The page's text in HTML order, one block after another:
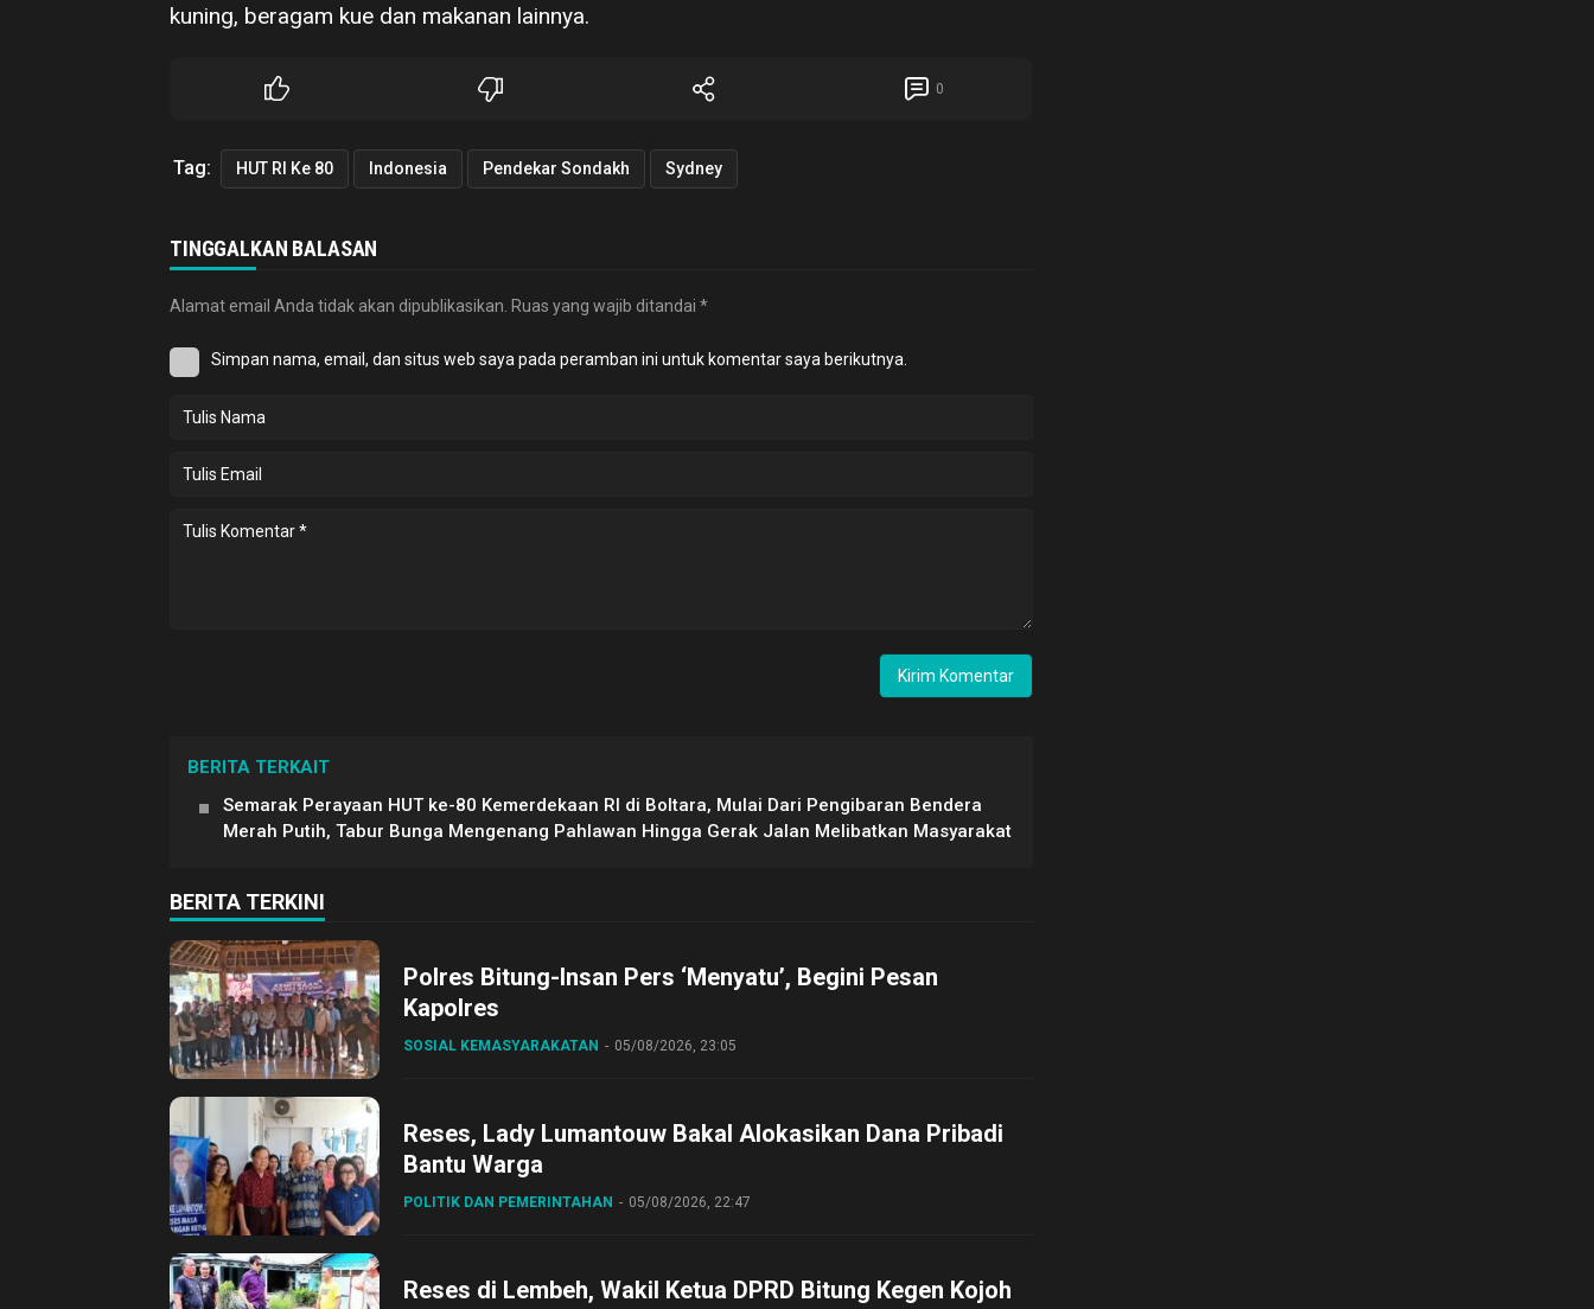
kuning, beragam kue dan makanan lainnya.
0
Tag: HUT RI Ke 80 Indonesia Pendekar Sondakh Sydney
TINGGALKAN BALASAN
Alamat email Anda tidak akan dipublikasikan. Ruas yang wajib ditandai *
Simpan nama, email, dan situs web saya pada peramban ini untuk komentar saya berikutnya.
BERITA TERKAIT
Semarak Perayaan HUT ke-80 Kemerdekaan RI di Boltara, Mulai Dari Pengibaran Bendera
Merah Putih, Tabur Bunga Mengenang Pahlawan Hingga Gerak Jalan Melibatkan Masyarakat
BERITA TERKINI
Polres Bitung-Insan Pers ‘Menyatu’, Begini Pesan
Kapolres
SOSIAL KEMASYARAKATAN 05/08/2026, 23:05
Reses, Lady Lumantouw Bakal Alokasikan Dana Pribadi
Bantu Warga
POLITIK DAN PEMERINTAHAN 05/08/2026, 22:47
Reses di Lembeh, Wakil Ketua DPRD Bitung Kegen Kojoh